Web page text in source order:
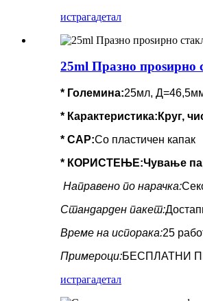
истрагадетал
25ml Празно проѕирно
* Големина:25мл,
* Карактеристика: Круг,
* CAP:Со пластичен капак
* КОРИСТЕЊЕ:Чување
Направено по нарачка:
Стандарден пакет:
Време на испорака:25
Примероци:БЕСПЛАТНИ
истрагадетал